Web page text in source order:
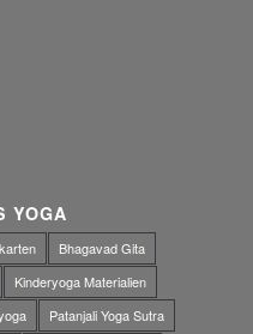
YOGA
Bhagavad Gita
Kinderyoga Materialien
Patanjali Yoga Sutra